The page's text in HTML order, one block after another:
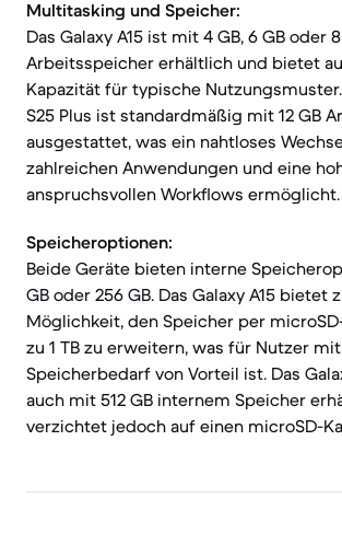
Multitasking und Speicher:
Das Galaxy A15 ist mit 4 GB, 6 GB oder
Arbeitsspeicher erhältlich und bietet
Kapazität für typische Nutzungsmuster.
S25 Plus ist standardmäßig mit 12 GB
ausgestattet, was ein nahtloses
zahlreichen Anwendungen und eine
anspruchsvollen Workflows ermöglicht.
Speicheroptionen:
Beide Geräte bieten interne
GB oder 256 GB. Das Galaxy A15 bietet
Möglichkeit, den Speicher per
zu 1 TB zu erweitern, was für Nutzer
Speicherbedarf von Vorteil ist. Das
auch mit 512 GB internem Speicher
verzichtet jedoch auf einen microSD-